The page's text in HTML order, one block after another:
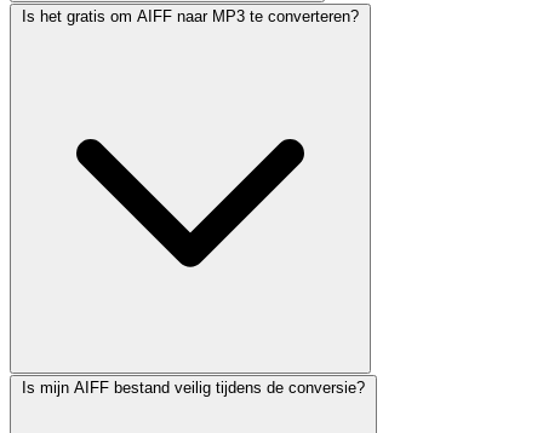
Is het gratis om AIFF naar MP3 te converteren?
Is mijn AIFF bestand veilig tijdens de conversie?